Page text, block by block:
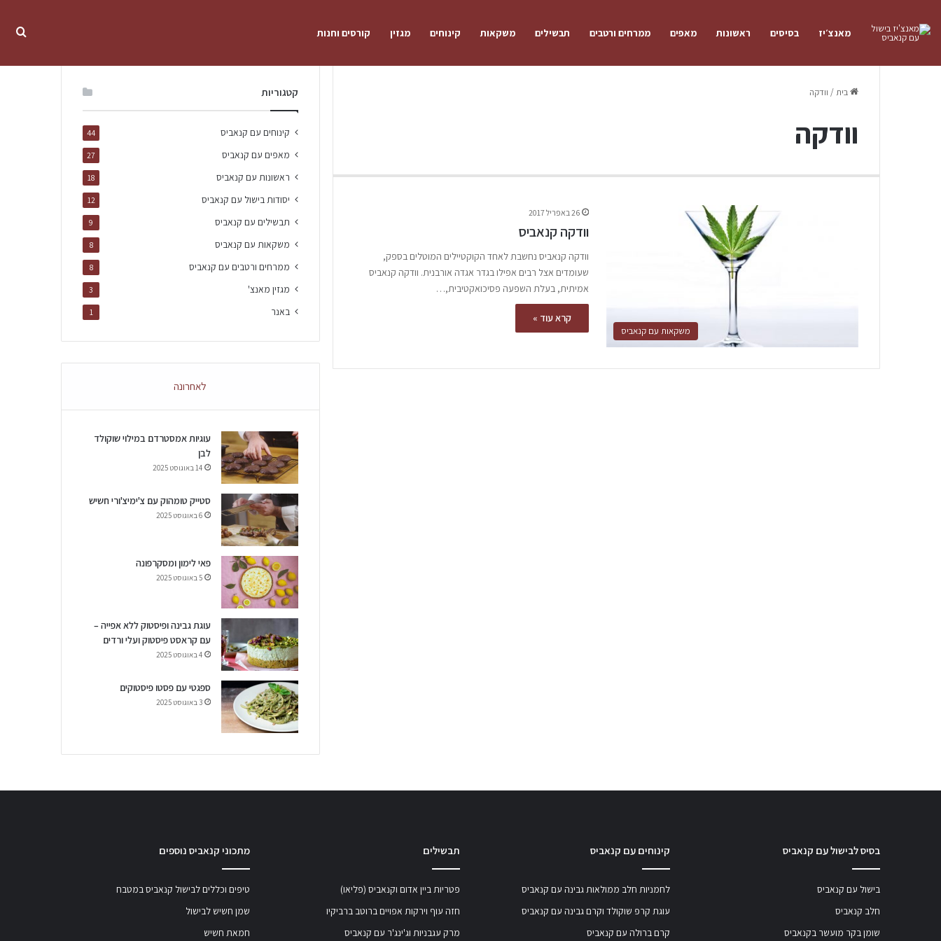
מאנצ׳יז בסיסים ראשונות מאפים ממרחים ורטבים תבשילים משקאות קינוחים מגזין קורסים וחנות
בית/ וודקה
וודקה
משקאות עם קנאביס
26 באפריל 2017
וודקה קנאביס
וודקה קנאביס נחשבת לאחד הקוקטיילים המוטלים בספק,
שעומדים אצל רבים אפילו בגדר אגדה אורבנית. וודקה קנאביס
אמיתית, בעלת השפעה פסיכואקטיבית,…
קרא עוד »
קטגוריות
קינוחים עם קנאביס 44
מאפים עם קנאביס 27
ראשונות עם קנאביס 18
יסודות בישול עם קנאביס 12
תבשילים עם קנאביס 9
משקאות עם קנאביס 8
ממרחים ורטבים עם קנאביס 8
מגזין מאנצ' 3
באנר 1
לאחרונה
עוגיות אמסטרדם במילוי שוקולד
לבן
14 באוגוסט 2025
סטייק טומהוק עם צ'ימיצ'ורי חשיש
6 באוגוסט 2025
פאי לימון ומסקרפונה
5 באוגוסט 2025
עוגת גבינה ופיסטוק ללא אפייה –
עם קראסט פיסטוק ועלי ורדים
4 באוגוסט 2025
ספגטי עם פסטו פיסטוקים
3 באוגוסט 2025
בסיס לבישול עם קנאביס
בישול עם קנאביס
חלב קנאביס
שומן בקר מועשר בקנאביס
קינוחים עם קנאביס
לחמניות חלב ממולאות גבינה עם קנאביס
עוגת קרפ שוקולד וקרם גבינה עם קנאביס
קרם ברולה עם קנאביס
תבשילים
פטריות ביין אדום וקנאביס (פליאו)
חזה עוף וירקות אפויים ברוטב ברביקיו
מרק עגבניות וג'ינג'ר עם קנאביס
מתכוני קנאביס נוספים
טיפים וכללים לבישול קנאביס במטבח
שמן חשיש לבישול
חמאת חשיש